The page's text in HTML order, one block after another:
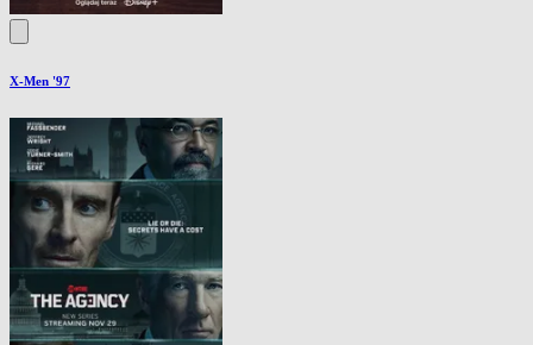
X-Men '97